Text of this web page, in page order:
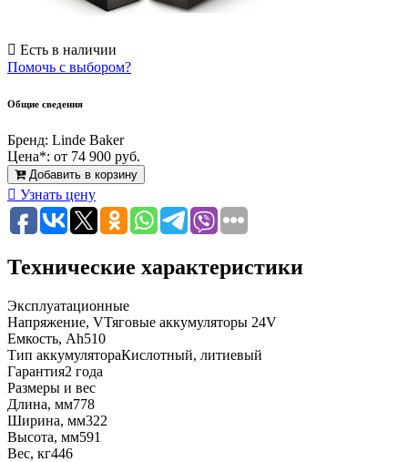
Есть в наличии
Помочь с выбором?
Общие сведения
Бренд: Linde Baker
Цена*: от 74 900 руб.
Добавить в корзину
Узнать цену
Технические характеристики
Эксплуатационные
Напряжение, VТяговые аккумуляторы 24V
Емкость, Ah510
Тип аккумулятораКислотный, литиевый
Гарантия2 года
Размеры и вес
Длина, мм778
Ширина, мм322
Высота, мм591
Вес, кг446